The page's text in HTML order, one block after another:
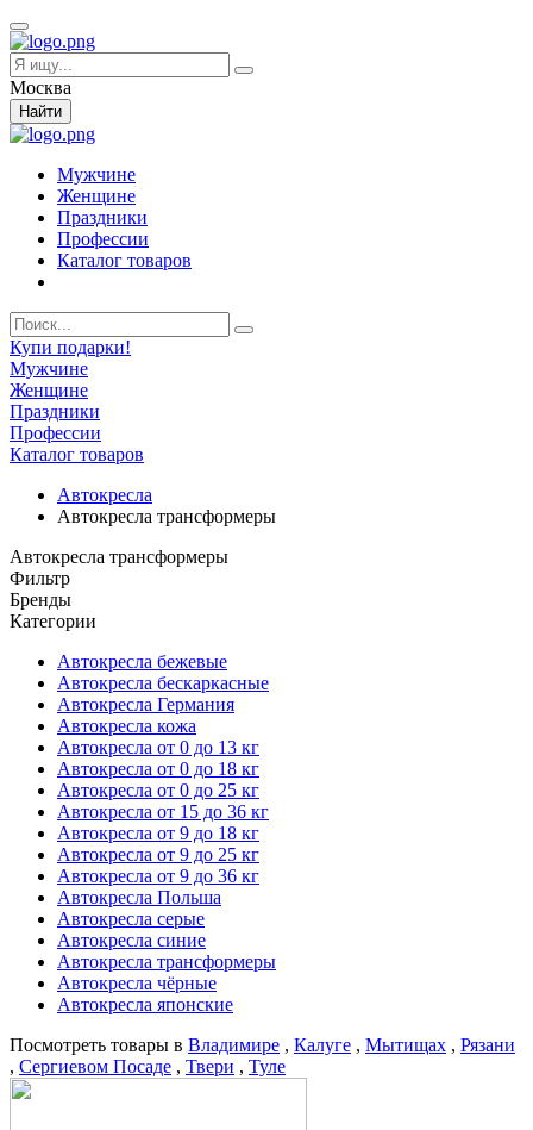
Москва
Найти
Мужчине
Женщине
Праздники
Профессии
Каталог товаров
Купи подарки!
Мужчине
Женщине
Праздники
Профессии
Каталог товаров
Автокресла
Автокресла трансформеры
Автокресла трансформеры
Фильтр
Бренды
Категории
Автокресла бежевые
Автокресла бескаркасные
Автокресла Германия
Автокресла кожа
Автокресла от 0 до 13 кг
Автокресла от 0 до 18 кг
Автокресла от 0 до 25 кг
Автокресла от 15 до 36 кг
Автокресла от 9 до 18 кг
Автокресла от 9 до 25 кг
Автокресла от 9 до 36 кг
Автокресла Польша
Автокресла серые
Автокресла синие
Автокресла трансформеры
Автокресла чёрные
Автокресла японские
Посмотреть товары в Владимире , Калуге , Мытищах , Рязани
, Сергиевом Посаде , Твери , Туле